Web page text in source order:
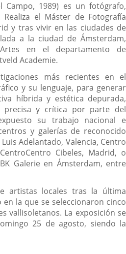
Campo, 1989) es un fotógrafo,
el Máster de Fotografía
y tras vivir en las ciudades de
a la ciudad de Ámsterdam,
en el departamento de
Academie.
más recientes en el
y su lenguaje, para generar
híbrida y estética depurada,
precisa y crítica por parte del
su trabajo nacional e
y galerías de reconocido
Adelantado, Valencia, Centro
Cibeles, Madrid, o
Galerie en Ámsterdam, entre
artistas locales tras la última
la que se seleccionaron cinco
vallisoletanos. La exposición se
25 de agosto, siendo la